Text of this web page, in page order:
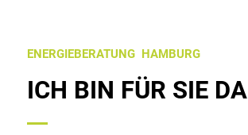
ENERGIEBERATUNG HAMBURG
ICH BIN FÜR SIE DA